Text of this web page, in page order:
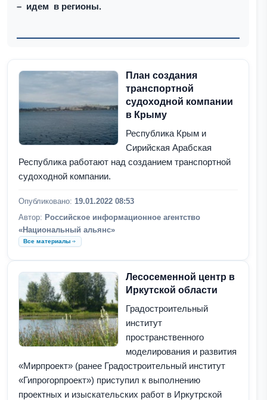
– идем в регионы.
План создания
транспортной
судоходной компании
в Крыму
Республика Крым и
Сирийская Арабская
Республика работают над созданием транспортной
судоходной компании.
Опубликовано: 19.01.2022 08:53
Автор: Российское информационное агентство
«Национальный альянс»
Все материалы
Лесосеменной центр в
Иркутской области
Градостроительный
институт
пространственного
моделирования и развития
«Мирпроект» (ранее Градостроительный институт
«Гипрогорпроект») приступил к выполнению
проектных и изыскательских работ в Иркутрской